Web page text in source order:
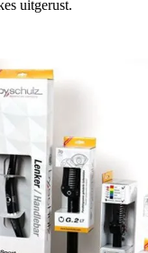
uitgerust.